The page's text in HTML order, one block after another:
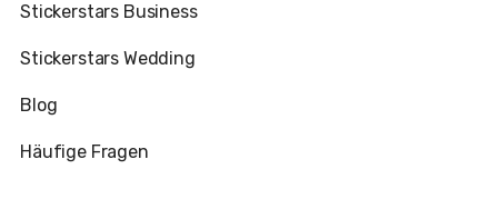
Stickerstars Business
Stickerstars Wedding
Blog
Häufige Fragen